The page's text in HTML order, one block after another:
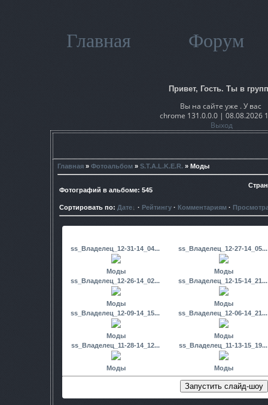
Главная Форум
Привет, Гость. Ты в
Вы на сайте уже . У вас
chrome 131.0.0.0 | 08.08.2026
Выход
Главная » Фотоальбом » S.T.A.L.K.E.R. » Моды
Фотографий в альбоме: 545
Сортировать по: Дате · Рейтингу · Комментариям ·
ss_Владелец_12-31-14_04...
Моды
ss_Владелец_12-27-14_05...
Моды
ss_Владелец_12-26-14_02...
Моды
ss_Владелец_12-15-14_21...
Моды
ss_Владелец_12-09-14_15...
Моды
ss_Владелец_12-06-14_21...
Моды
ss_Владелец_11-28-14_12...
Моды
ss_Владелец_11-13-15_19...
Моды